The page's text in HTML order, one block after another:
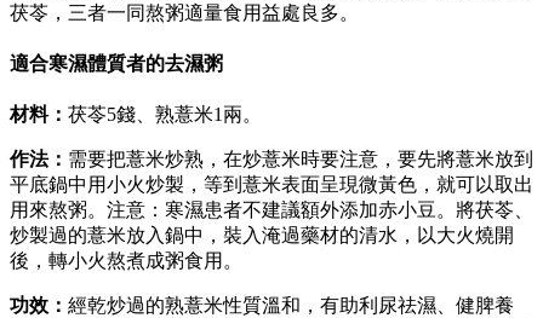
茯苓，三者一同熬粥適量食用益處良多。
適合寒濕體質者的去濕粥
材料： 茯苓5錢、熟薏米1兩。
作法： 需要把薏米炒熟，在炒薏米時要注意，要先將薏米放到
平底鍋中用小火炒製，等到薏米表面呈現微黃色，就可以取出
用來熬粥。注意：寒濕患者不建議額外添加赤小豆。將茯苓、
炒製過的薏米放入鍋中，裝入淹過藥材的清水，以大火燒開
後，轉小火熬煮成粥食用。
功效： 經乾炒過的熟薏米性質溫和，有助利尿祛濕、健脾養